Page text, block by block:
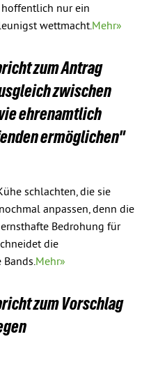
hoffentlich nur ein
wettmacht.Mehr»
zum Antrag
zwischen
ehrenamtlich
ermöglichen"
schlachten, die sie
anpassen, denn die
Bedrohung für
die
Mehr»
zum Vorschlag